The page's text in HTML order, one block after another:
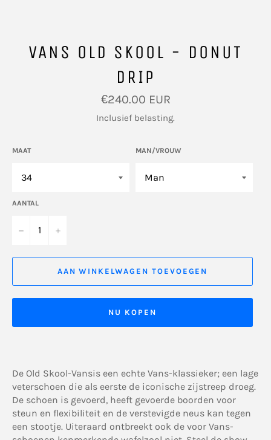
VANS OLD SKOOL - DONUT
DRIP
Normale
prijs
€240.00 EUR
Inclusief belasting.
MAAT MAN/VROUW
AANTAL
− +
AAN WINKELWAGEN TOEVOEGEN
NU KOPEN
De Old Skool-Vansis een echte Vans-klassieker; een lage
veterschoen die als eerste de iconische zijstreep droeg.
De schoen is gevoerd, heeft gevoerde boorden voor
steun en flexibiliteit en de verstevigde neus kan tegen
een stootje. Uiteraard ontbreekt ook de voor Vans-